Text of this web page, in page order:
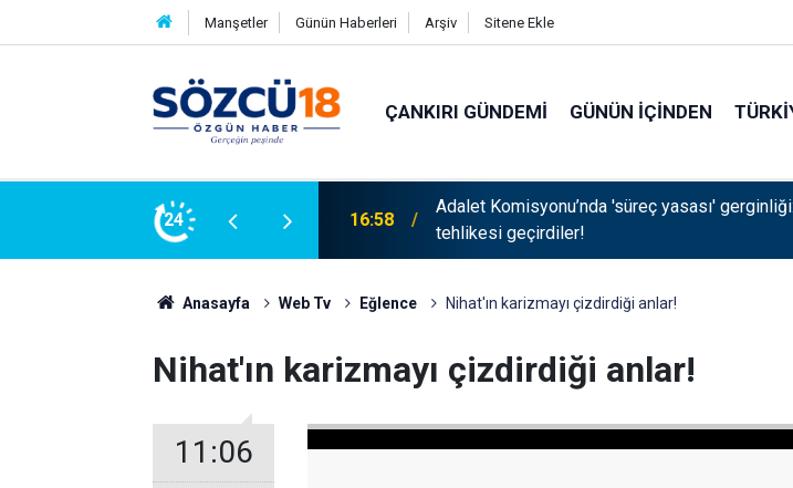
Manşetler Günün Haberleri Arşiv Sitene Ekle
ÇANKIRI GÜNDEMI GÜNÜN İÇINDEN
24
gerginliği: İzdiham yaşandı, ezilme
15:35 ROK itirafçı oldu, Cem Küçük'ün adını verdi
Anasayfa Web Tv Eğlence Nihat'ın karizmayı çizdirdiği anlar!
Nihat'ın karizmayı çizdirdiği anlar!
11:06